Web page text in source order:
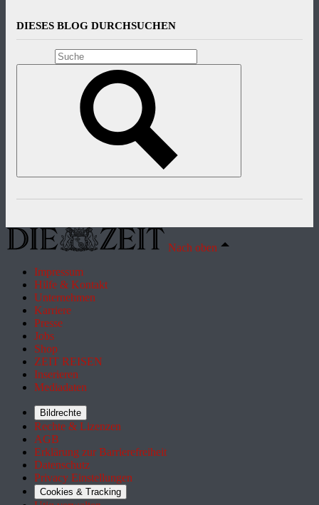
DIESES BLOG DURCHSUCHEN
Nach oben
Impressum
Hilfe & Kontakt
Unternehmen
Karriere
Presse
Jobs
Shop
ZEIT REISEN
Inserieren
Mediadaten
Bildrechte
Rechte & Lizenzen
AGB
Erklärung zur Barrierefreiheit
Datenschutz
Privacy Einstellungen
Cookies & Tracking